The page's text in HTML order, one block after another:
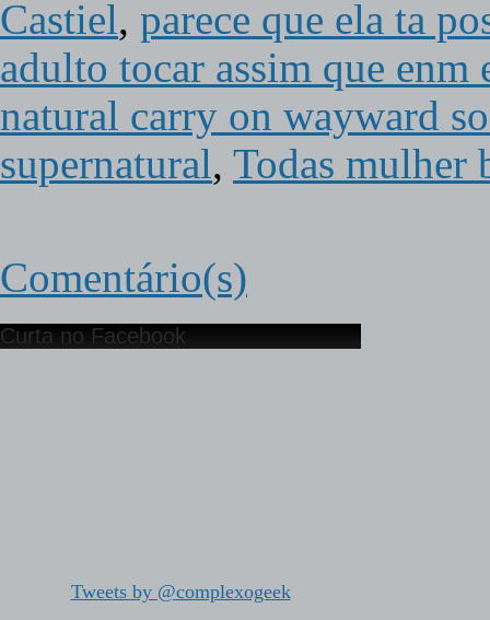
Castiel, parece que ela ta
adulto tocar assim que enm
natural carry on wayward
supernatural, Todas mulher
Comentário(s)
Curta no Facebook
Tweets by @complexogeek